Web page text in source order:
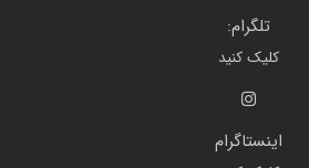
تلگرام:
کلیک کنید
اینستاگرام